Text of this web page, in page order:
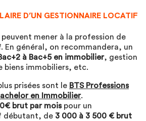
D’UN GESTIONNAIRE LOCATIF
mener à la profession de
En général, on recommandera, un
à Bac+5 en immobilier, gestion
biens immobiliers, etc.
prisées sont le BTS Professions
en Immobilier.
brut par moispour un
débutant, de 3 000 à 3 500 € brut